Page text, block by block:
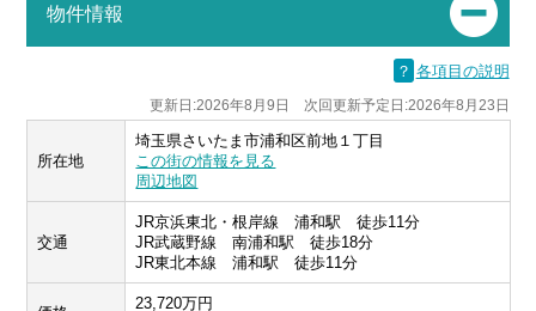
物件情報
？ 各項目の説明
更新日:2026年8月9日 次回更新予定日:2026年8月23日
所在地
埼玉県さいたま市浦和区前地１丁目
この街の情報を見る
周辺地図
交通
JR京浜東北・根岸線 浦和駅 徒歩11分
JR武蔵野線 南浦和駅 徒歩18分
JR東北本線 浦和駅 徒歩11分
23,720万円